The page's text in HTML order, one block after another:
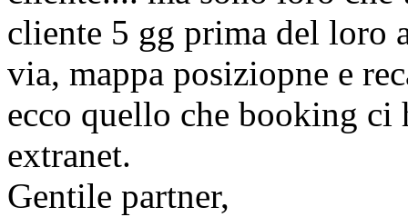
cliente 5 gg prima del loro
via, mappa posiziopne e
ecco quello che booking ci
extranet.
Gentile partner,